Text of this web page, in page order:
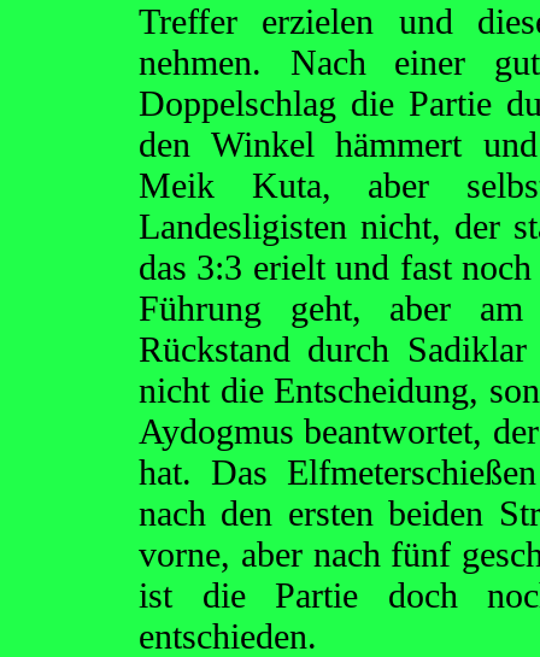
Treffer erzielen und
nehmen. Nach einer
Doppelschlag die Partie
den Winkel hämmert
Meik Kuta, aber
Landesligisten nicht, der
das 3:3 erielt und fast
Führung geht, aber am
Rückstand durch
nicht die Entscheidung,
Aydogmus beantwortet,
hat. Das
nach den ersten beiden
vorne, aber nach fünf
ist die Partie doch
entschieden.